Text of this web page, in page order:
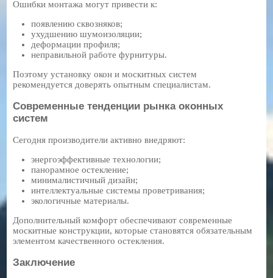
Ошибки монтажа могут привести к:
появлению сквозняков;
ухудшению шумоизоляции;
деформации профиля;
неправильной работе фурнитуры.
Поэтому установку окон и москитных систем
рекомендуется доверять опытным специалистам.
Современные тенденции рынка оконных
систем
Сегодня производители активно внедряют:
энергоэффективные технологии;
панорамное остекление;
минималистичный дизайн;
интеллектуальные системы проветривания;
экологичные материалы.
Дополнительный комфорт обеспечивают современные
москитные конструкции, которые становятся обязательным
элементом качественного остекления.
Заключение